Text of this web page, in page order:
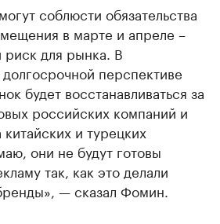
соблюсти обязательства
в марте и апреле –
для рынка. В
перспективе
будет восстанавливаться за
российских компаний и
и турецких
они не будут готовы
так, как это делали
— сказал Фомин.